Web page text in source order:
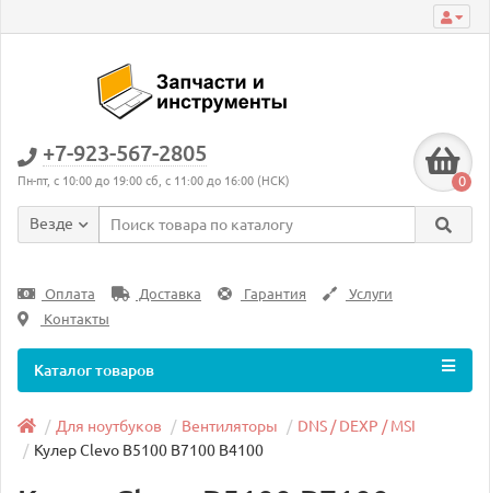
+7-923-567-2805
Пн-пт, с 10:00 до 19:00 сб, с 11:00 до 16:00 (НСК) 0
Везде
Оплата Доставка Гарантия
Услуги
Контакты
Каталог товаров
Для ноутбуков Вентиляторы
DNS / DEXP / MSI
Кулер Clevo B5100 B7100 B4100